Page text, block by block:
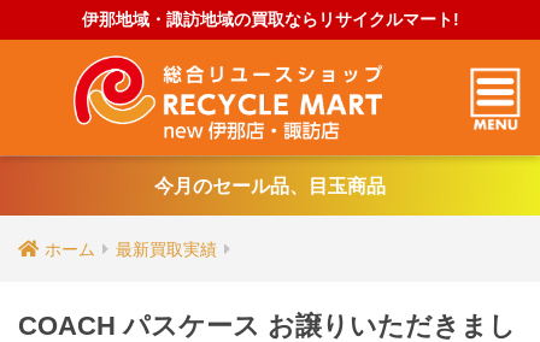
伊那地域・諏訪地域の買取ならリサイクルマート!
今月のセール品、目玉商品
ホーム 最新買取実績
COACH パスケース お譲りいただきまし